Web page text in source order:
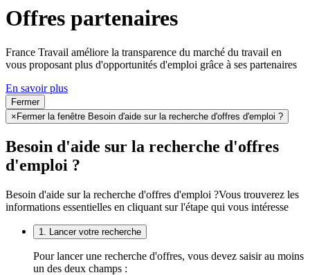
Offres partenaires
France Travail améliore la transparence du marché du travail en
vous proposant plus d'opportunités d'emploi grâce à ses partenaires
En savoir plus
Fermer
×Fermer la fenêtre Besoin d'aide sur la recherche d'offres d'emploi ?
Besoin d'aide sur la recherche d'offres
d'emploi ?
Besoin d'aide sur la recherche d'offres d'emploi ?Vous trouverez les
informations essentielles en cliquant sur l'étape qui vous intéresse
1. Lancer votre recherche
Pour lancer une recherche d'offres, vous devez saisir au moins
un des deux champs :